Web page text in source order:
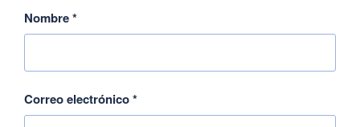
Nombre*
Correo electrónico*